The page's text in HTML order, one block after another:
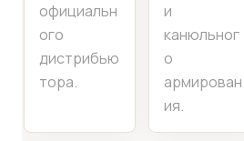
официальн
ого
дистрибью
тора.
и
канюльног
о
армирован
ия.